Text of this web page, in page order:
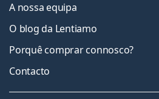
A nossa equipa
O blog da Lentiamo
Porquê comprar connosco?
Contacto